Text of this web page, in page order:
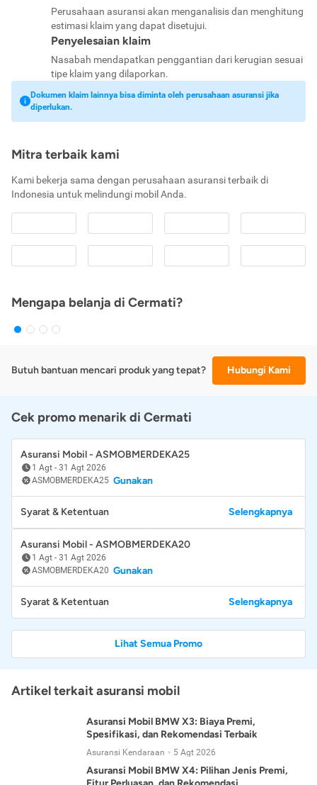
Perusahaan asuransi akan menganalisis dan menghitung
estimasi klaim yang dapat disetujui.
Penyelesaian klaim
Nasabah mendapatkan penggantian dari kerugian sesuai
tipe klaim yang dilaporkan.
Dokumen klaim lainnya bisa diminta oleh perusahaan asuransi jika
diperlukan.
Mitra terbaik kami
Kami bekerja sama dengan perusahaan asuransi terbaik di
Indonesia untuk melindungi mobil Anda.
Mengapa belanja di Cermati?
Butuh bantuan mencari produk yang tepat? Hubungi Kami
Cek promo menarik di Cermati
Asuransi Mobil - ASMOBMERDEKA25
1 Agt - 31 Agt 2026
ASMOBMERDEKA25 Gunakan
Syarat & Ketentuan Selengkapnya
Asuransi Mobil - ASMOBMERDEKA20
1 Agt - 31 Agt 2026
ASMOBMERDEKA20 Gunakan
Syarat & Ketentuan Selengkapnya
Lihat Semua Promo
Artikel terkait asuransi mobil
Asuransi Mobil BMW X3: Biaya Premi,
Spesifikasi, dan Rekomendasi Terbaik
Asuransi Kendaraan 5 Agt 2026
Asuransi Mobil BMW X4: Pilihan Jenis Premi,